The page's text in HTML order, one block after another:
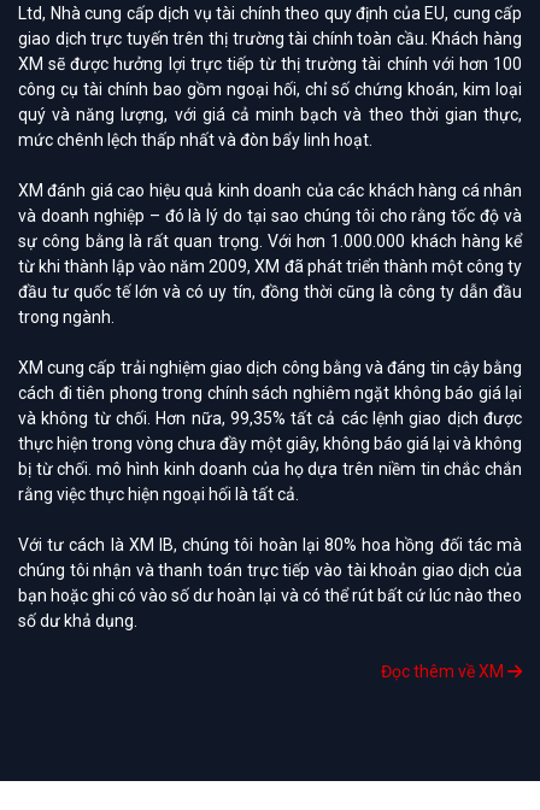
Ltd, Nhà cung cấp dịch vụ tài chính theo quy định của EU, cung cấp
giao dịch trực tuyến trên thị trường tài chính toàn cầu. Khách hàng
XM sẽ được hưởng lợi trực tiếp từ thị trường tài chính với hơn 100
công cụ tài chính bao gồm ngoại hối, chỉ số chứng khoán, kim loại
quý và năng lượng, với giá cả minh bạch và theo thời gian thực,
mức chênh lệch thấp nhất và đòn bẩy linh hoạt.
XM đánh giá cao hiệu quả kinh doanh của các khách hàng cá nhân
và doanh nghiệp – đó là lý do tại sao chúng tôi cho rằng tốc độ và
sự công bằng là rất quan trọng. Với hơn 1.000.000 khách hàng kể
từ khi thành lập vào năm 2009, XM đã phát triển thành một công ty
đầu tư quốc tế lớn và có uy tín, đồng thời cũng là công ty dẫn đầu
trong ngành.
XM cung cấp trải nghiệm giao dịch công bằng và đáng tin cậy bằng
cách đi tiên phong trong chính sách nghiêm ngặt không báo giá lại
và không từ chối. Hơn nữa, 99,35% tất cả các lệnh giao dịch được
thực hiện trong vòng chưa đầy một giây, không báo giá lại và không
bị từ chối. mô hình kinh doanh của họ dựa trên niềm tin chắc chắn
rằng việc thực hiện ngoại hối là tất cả.
Với tư cách là XM IB, chúng tôi hoàn lại 80% hoa hồng đối tác mà
chúng tôi nhận và thanh toán trực tiếp vào tài khoản giao dịch của
bạn hoặc ghi có vào số dư hoàn lại và có thể rút bất cứ lúc nào theo
số dư khả dụng.
Đọc thêm về XM